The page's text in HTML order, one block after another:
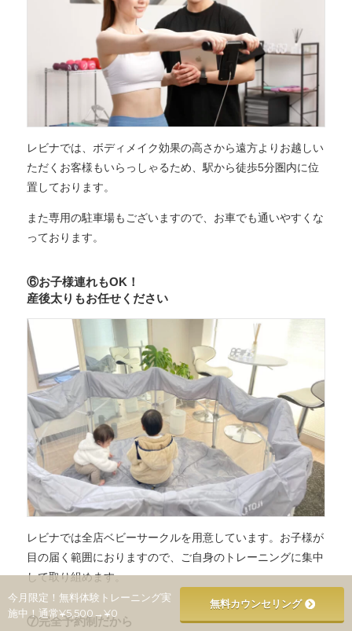
レビナでは、ボディメイク効果の高さから遠方よりお越しい
ただくお客様もいらっしゃるため、駅から徒歩5分圏内に位
置しております。
また専用の駐車場もございますので、お車でも通いやすくな
っております。
⑥お子様連れもOK！
産後太りもお任せください
レビナでは全店ベビーサークルを用意しています。お子様が
目の届く範囲におりますので、ご自身のトレーニングに集中
して取り組めます。
⑦完全予約制だから
今月限定！無料体験トレーニング実
施中！通常¥5,500→¥0
無料カウンセリング